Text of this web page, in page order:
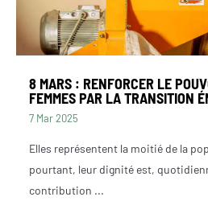
8 MARS : RENFORCER LE
FEMMES PAR LA TRANSITION
7 Mar 2025
Elles représentent la moitié de la
pourtant, leur dignité est,
contribution ...